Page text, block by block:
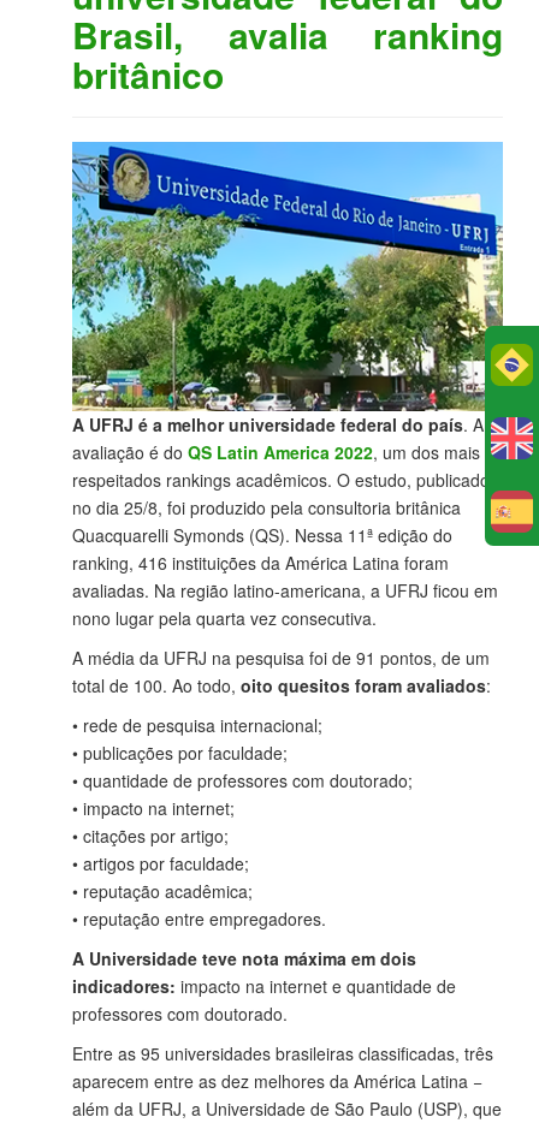
Brasil, avalia ranking
britânico
A UFRJ é a melhor universidade federal do país. A
avaliação é do QS Latin America 2022, um dos mais
respeitados rankings acadêmicos. O estudo, publicado
no dia 25/8, foi produzido pela consultoria britânica
Quacquarelli Symonds (QS). Nessa 11ª edição do
ranking, 416 instituições da América Latina foram
avaliadas. Na região latino-americana, a UFRJ ficou em
nono lugar pela quarta vez consecutiva.
A média da UFRJ na pesquisa foi de 91 pontos, de um
total de 100. Ao todo, oito quesitos foram avaliados:
• rede de pesquisa internacional;
• publicações por faculdade;
• quantidade de professores com doutorado;
• impacto na internet;
• citações por artigo;
• artigos por faculdade;
• reputação acadêmica;
• reputação entre empregadores.
A Universidade teve nota máxima em dois
indicadores: impacto na internet e quantidade de
professores com doutorado.
Entre as 95 universidades brasileiras classificadas, três
aparecem entre as dez melhores da América Latina −
além da UFRJ, a Universidade de São Paulo (USP), que